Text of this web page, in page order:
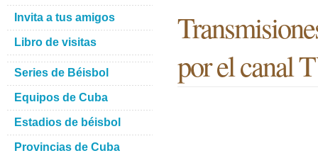
por el canal
Invita a tus amigos
Libro de visitas
Series de Béisbol
Equipos de Cuba
Estadios de béisbol
Provincias de Cuba